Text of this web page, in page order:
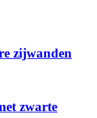
zijwanden
zwarte